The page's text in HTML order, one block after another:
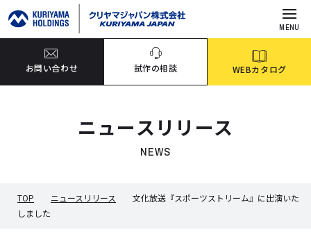
MENU
お問い合わせ 試作の相談 WEBカタログ
ニュースリリース
NEWS
TOP ニュースリリース
文化放送『スポーツストリーム』に出演いた
しました